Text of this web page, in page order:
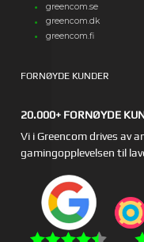
greencom.se
greencom.dk
greencom.fi
FORNØYDE KUNDER
20.000+ FORNØYDE
Vi i Greencom drives av
gamingopplevelsen til